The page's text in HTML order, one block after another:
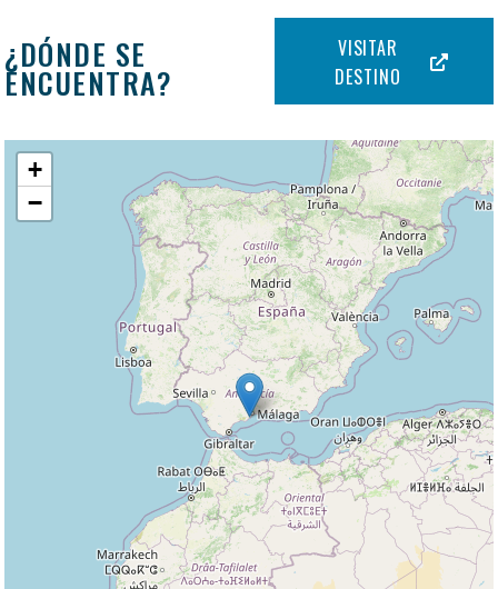
¿DÓNDE SE
ENCUENTRA?
VISITAR
DESTINO
+
−